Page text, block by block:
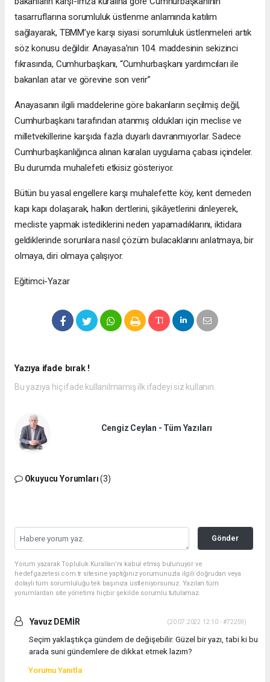
tasarruflarına sorumluluk üstlenme anlamında katılım
sağlayarak, TBMM’ye karşı siyasi sorumluluk üstlenmeleri artık
söz konusu değildir. Anayasa’nın 104. maddesinin sekizinci
fıkrasında, Cumhurbaşkanı, “Cumhurbaşkanı yardımcıları ile
bakanları atar ve görevine son verir”
Anayasanın ilgili maddelerine göre bakanların seçilmiş değil,
Cumhurbaşkanı tarafından atanmış oldukları için meclise ve
milletvekillerine karşıda fazla duyarlı davranmıyorlar. Sadece
Cumhurbaşkanlığınca alınan karaları uygulama çabası içindeler.
Bu durumda muhalefeti etkisiz gösteriyor.
Bütün bu yasal engellere karşı muhalefette köy, kent demeden
kapı kapı dolaşarak, halkın dertlerini, şikâyetlerini dinleyerek,
mecliste yapmak istediklerini neden yapamadıklarını, iktidara
geldiklerinde sorunlara nasıl çözüm bulacaklarını anlatmaya, bir
olmaya, diri olmaya çalışıyor.
Eğitimci-Yazar
Yazıya ifade bırak !
Bu yazıya hiç ifade kullanılmamış ilk ifadeyi siz kullanın.
Cengiz Ceylan - Tüm Yazıları
Okuyucu Yorumları(3)
Gönder
Yorum yazarak Topluluk Kuralları’nı kabul etmiş bulunuyor ve
hedefgazetesi.com.tr sitesine yaptığınız yorumunuzla ilgili doğrudan veya
dolaylı tüm sorumluluğu tek başınıza üstleniyorsunuz. Yazılan tüm
yorumlardan site yönetimi hiçbir şekilde sorumlu tutulamaz.
Yavuz DEMİR (20.07.2022 12:10 - #72259)
Seçim yaklaştıkça gündem de değişebilir. Güzel bir yazı, tabi ki bu
arada suni gündemlere de dikkat etmek lazım?
Yorumu Yanıtla